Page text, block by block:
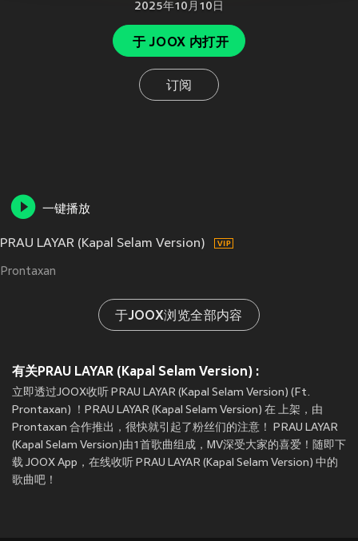
2025年10月10日
于 JOOX 内打开
订阅
一键播放
PRAU LAYAR (Kapal Selam Version)
Prontaxan
于JOOX浏览全部内容
有关PRAU LAYAR (Kapal Selam Version) :
立即透过JOOX收听 PRAU LAYAR (Kapal Selam Version) (Ft.
Prontaxan) ！PRAU LAYAR (Kapal Selam Version) 在 上架，由
Prontaxan 合作推出，很快就引起了粉丝们的注意！ PRAU LAYAR
(Kapal Selam Version)由1首歌曲组成，MV深受大家的喜爱！随即下
载 JOOX App，在线收听 PRAU LAYAR (Kapal Selam Version) 中的
歌曲吧！